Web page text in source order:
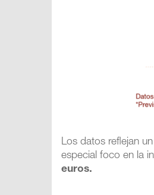
Los datos reflejan
especial foco en la
euros.